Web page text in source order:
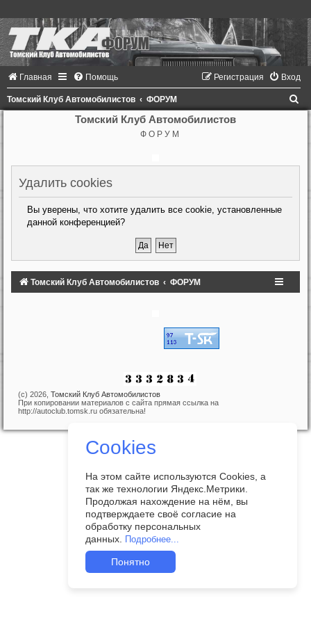
Главная Помощь Вход
Регистрация
Томский Клуб Автомобилистов ФОРУМ
Томский Клуб Автомобилистов
Ф О Р У М
Удалить cookies
Вы уверены, что хотите удалить все cookie, установленные
данной конференцией?
Томский Клуб Автомобилистов ФОРУМ
(c) 2026, Томский Клуб Автомобилистов
При копировании материалов с сайта прямая ссылка на
http://autoclub.tomsk.ru обязательна!
Cookies
На этом сайте используются Cookies, а
так же технологии Яндекс.Метрики.
Продолжая нахождение на нём, вы
подтверждаете своё согласие на
обработку персональных
данных.
Подробнее...
Понятно